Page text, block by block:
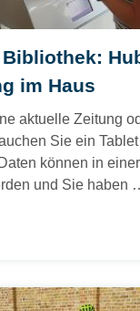
im Haus
aktuelle Zeitung
Sie ein
können in
und Sie haben